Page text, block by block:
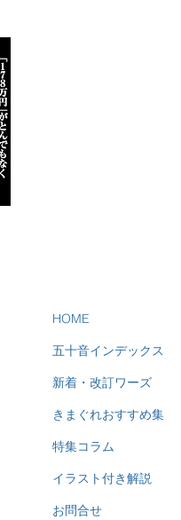
HOME
五十音インデックス
新着・改訂ワーズ
きまぐれおすすめ集
特集コラム
イラスト付き解説
お問合せ